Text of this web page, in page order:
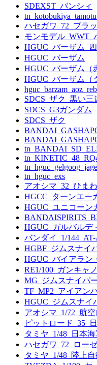
SDEXST_バンシィ
ハセガワ_72_ブラ
モンモデル_WWT_
HGUC_バーザム_
HGUC_バーザム
HGUC_バーザム（
HGUC_バーザム（
SDCS_ザク_黒い三
SDCS_G3ガンダム
SDCS_ザク
tn_hguc_exs
アオシマ_32_ひま
HGCC_ターンエー
HGUC_ユニコーン
HGUC_ガルバルデ
バンダイ_1/
HGBF_ジムスナイ
HGUC_バイアラン
RE1/100_ガンキャ
MG_ジムスナイパ
TF_MP2_アイアン
HGUC_ジムスナイ
アオシマ_1/72_航
ピットロード_35_
タミヤ_1/48_日本
ハセガワ_72_ロー
タミヤ_1/48_陸上